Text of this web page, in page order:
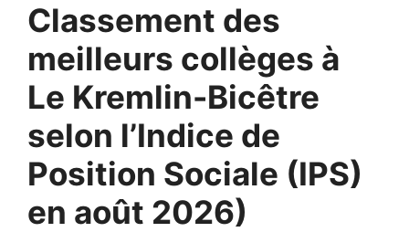
Classement des
meilleurs collèges à
Le Kremlin-Bicêtre
selon l’Indice de
Position Sociale (IPS)
en août 2026)